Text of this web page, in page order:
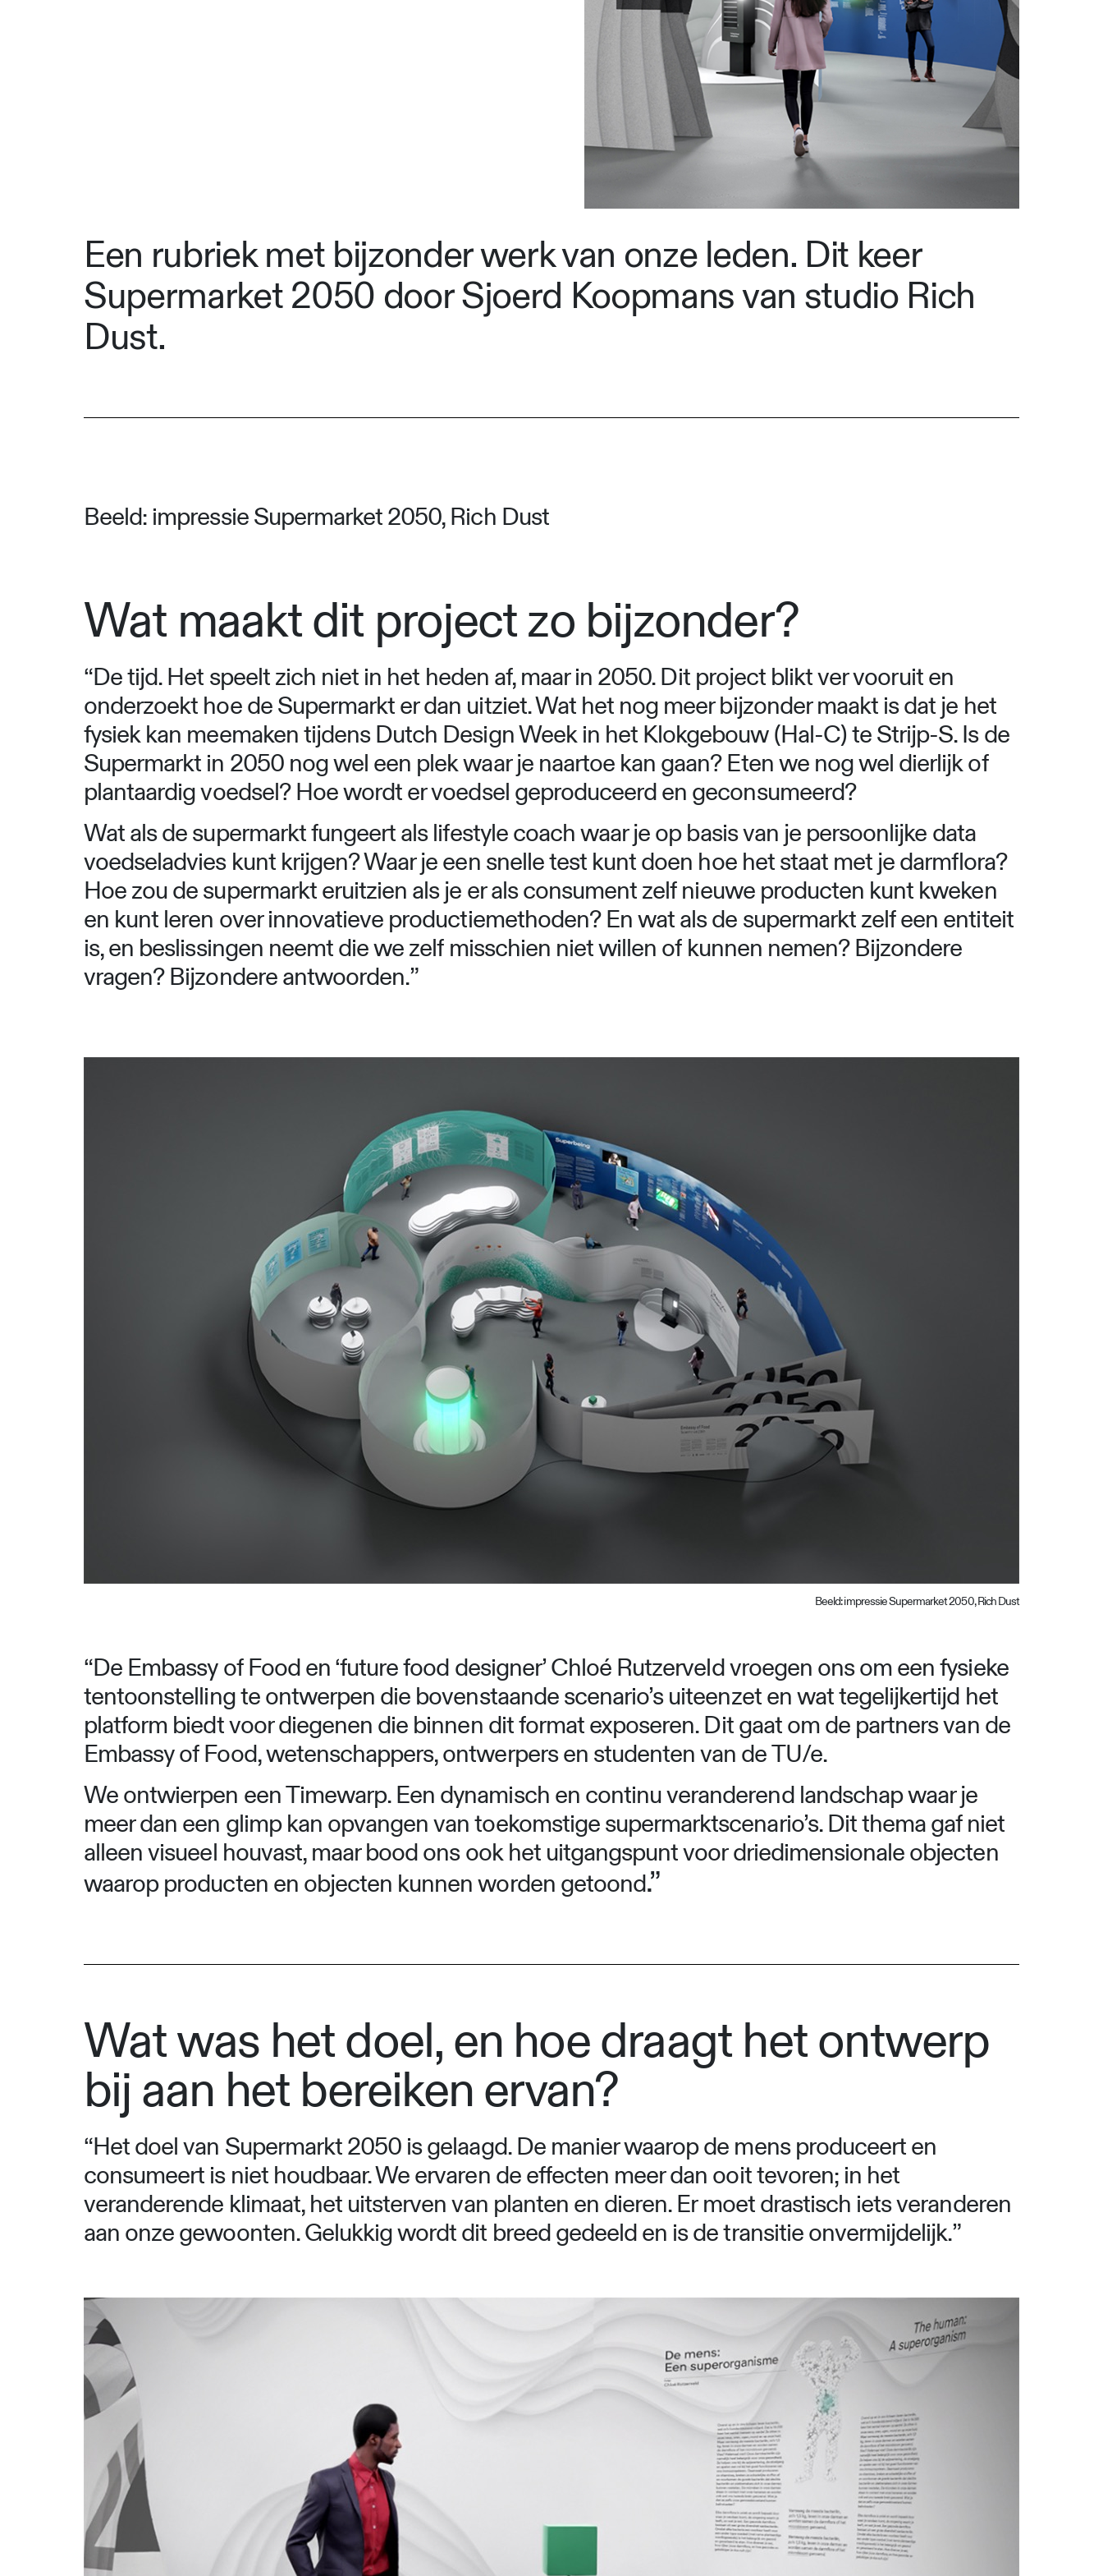
Een rubriek met bijzonder werk van onze leden. Dit keer
Supermarket 2050 door Sjoerd Koopmans van studio Rich
Dust.
Beeld: impressie Supermarket 2050, Rich Dust
Wat maakt dit project zo bijzonder?
“De tijd. Het speelt zich niet in het heden af, maar in 2050. Dit project blikt ver vooruit en
onderzoekt hoe de Supermarkt er dan uitziet. Wat het nog meer bijzonder maakt is dat je het
fysiek kan meemaken tijdens Dutch Design Week in het Klokgebouw (Hal-C) te Strijp-S. Is de
Supermarkt in 2050 nog wel een plek waar je naartoe kan gaan? Eten we nog wel dierlijk of
plantaardig voedsel? Hoe wordt er voedsel geproduceerd en geconsumeerd?
Wat als de supermarkt fungeert als lifestyle coach waar je op basis van je persoonlijke data
voedseladvies kunt krijgen? Waar je een snelle test kunt doen hoe het staat met je darmflora?
Hoe zou de supermarkt eruitzien als je er als consument zelf nieuwe producten kunt kweken
en kunt leren over innovatieve productiemethoden? En wat als de supermarkt zelf een entiteit
is, en beslissingen neemt die we zelf misschien niet willen of kunnen nemen? Bijzondere
vragen? Bijzondere antwoorden.”
Beeld: impressieSupermarket 2050, Rich Dust
“De Embassy of Food en ‘future food designer’ Chloé Rutzerveld vroegen ons om een fysieke
tentoonstelling te ontwerpen die bovenstaande scenario’s uiteenzet en wat tegelijkertijd het
platform biedt voor diegenen die binnen dit format exposeren. Dit gaat om de partners van de
Embassy of Food, wetenschappers, ontwerpers en studenten van de TU/e.
We ontwierpen een Timewarp. Een dynamisch en continu veranderend landschap waar je
meer dan een glimp kan opvangen van toekomstige supermarktscenario’s. Dit thema gaf niet
alleen visueel houvast, maar bood ons ook het uitgangspunt voor driedimensionale objecten
waarop producten en objecten kunnen worden getoond.”
Wat was het doel, en hoe draagt het ontwerp
bij aan het bereiken ervan?
“Het doel van Supermarkt 2050 is gelaagd. De manier waarop de mens produceert en
consumeert is niet houdbaar. We ervaren de effecten meer dan ooit tevoren; in het
veranderende klimaat, het uitsterven van planten en dieren. Er moet drastisch iets veranderen
aan onze gewoonten. Gelukkig wordt dit breed gedeeld en is de transitie onvermijdelijk.”